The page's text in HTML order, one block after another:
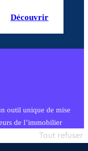
Découvrir
outil unique de mise
de l’immobilier
simple et intégrant
Tout refuser